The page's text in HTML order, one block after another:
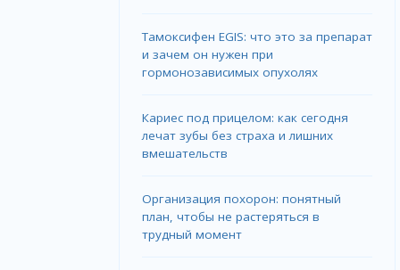
Тамоксифен EGIS: что это за препарат
и зачем он нужен при
гормонозависимых опухолях
Кариес под прицелом: как сегодня
лечат зубы без страха и лишних
вмешательств
Организация похорон: понятный
план, чтобы не растеряться в
трудный момент